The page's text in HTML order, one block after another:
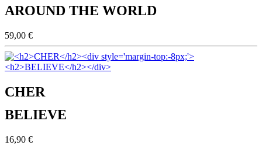
AROUND THE WORLD
59,00 €
CHER
BELIEVE
16,90 €